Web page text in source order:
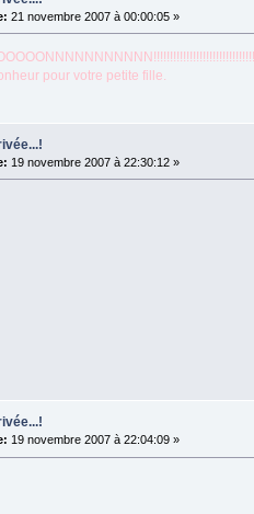
21 novembre 2007 à 00:00:05 »
pour votre petite fille.
19 novembre 2007 à 22:30:12 »
19 novembre 2007 à 22:04:09 »